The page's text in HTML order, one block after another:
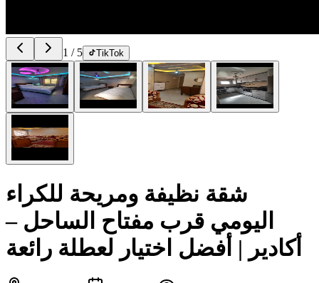
1 / 5 TikTok
شقة نظيفة ومريحة للكراء
اليومي قرب مفتاح الساحل –
أكادير | أفضل اختيار لعطلة رائعة